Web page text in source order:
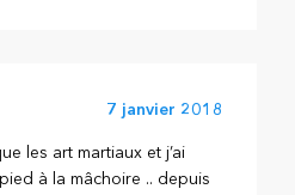
7 janvier 2018
les art martiaux et j’ai
à la mâchoire .. depuis